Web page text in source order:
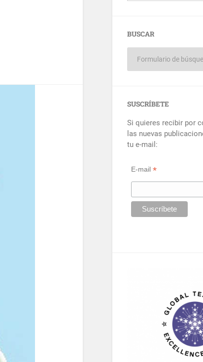
BUSCAR
SUSCRÍBETE
Si quieres recibir por
las nuevas
tu e-mail:
E-mail*